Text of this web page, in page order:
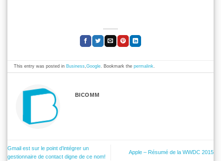
This entry was posted in Business ,Google . Bookmark thepermalink
BICOMM
Gmail est sur le point d’intégrer un
gestionnaire de contact digne de ce nom!
Apple – Résumé de la WWDC 2015